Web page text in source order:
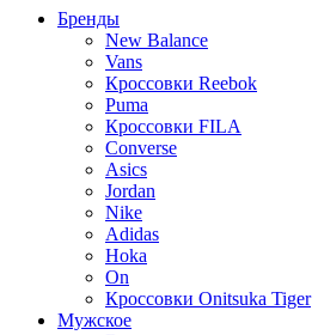
Бренды
New Balance
Vans
Кроссовки Reebok
Puma
Кроссовки FILA
Converse
Asics
Jordan
Nike
Adidas
Hoka
On
Кроссовки Onitsuka Tiger
Мужское